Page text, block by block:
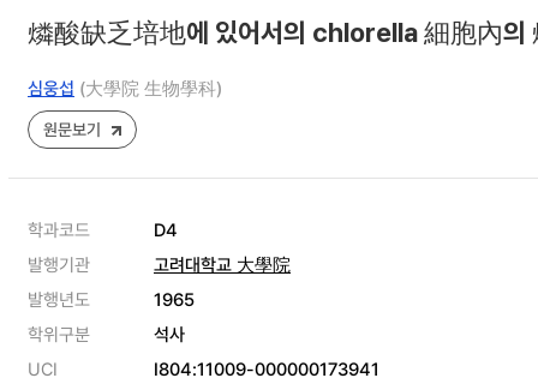
燐酸缺乏培地에 있어서의 chlorella 細胞內
심웅섭 (大學院 生物學科)
원문보기
학과코드
D4
발행기관
고려대학교 大學院
발행년도
1965
학위구분
석사
UCI
I804:11009-000000173941